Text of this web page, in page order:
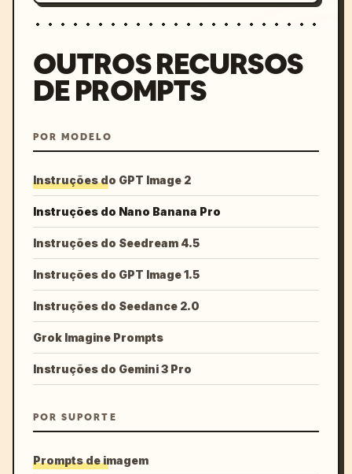
OUTROS RECURSOS
DE PROMPTS
POR MODELO
Instruções do GPT Image 2
Instruções do Nano Banana Pro
Instruções do Seedream 4.5
Instruções do GPT Image 1.5
Instruções do Seedance 2.0
Grok Imagine Prompts
Instruções do Gemini 3 Pro
POR SUPORTE
Prompts de imagem